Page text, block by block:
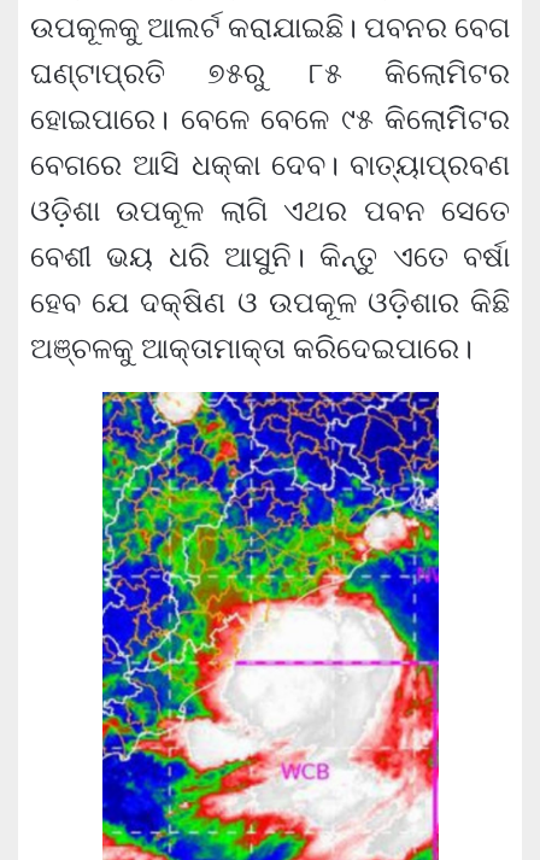
ଉପକୂଳକୁ ଆଲର୍ଟ କରାଯାଇଛି। ପବନର ବେଗ
ଘଣ୍ଟାପ୍ରତି ୭୫ରୁ ୮୫ କିଲୋମିଟର
ହୋଇପାରେ। ବେଳେ ବେଳେ ୯୫ କିଲୋମିିଟର
ବେଗରେ ଆସି ଧକ୍କା ଦେବ। ବାତ୍ୟାପ୍ରବଣ
ଓଡ଼ିଶା ଉପକୂଳ ଲାଗି ଏଥର ପବନ ସେତେ
ବେଶୀ ଭୟ ଧରି ଆସୁନି। କିନ୍ତୁ ଏତେ ବର୍ଷା
ହେବ ଯେ ଦକ୍ଷିଣ ଓ ଉପକୂଳ ଓଡ଼ିଶାର କିଛି
ଅଞ୍ଚଳକୁ ଆକ୍ତାମାକ୍ତା କରିଦେଇପାରେ।